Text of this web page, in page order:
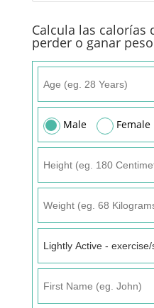
Calcula las calorías
perder o ganar peso
Male Female